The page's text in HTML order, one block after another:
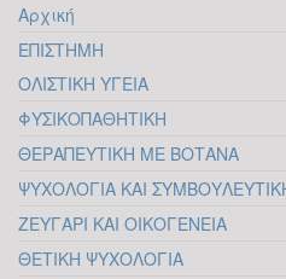
Αρχική
ΕΠΙΣΤΗΜΗ
ΟΛΙΣΤΙΚΗ ΥΓΕΙΑ
ΦΥΣΙΚΟΠΑΘΗΤΙΚΗ
ΘΕΡΑΠΕΥΤΙΚΗ ΜΕ ΒΟΤΑΝΑ
ΨΥΧΟΛΟΓΙΑ ΚΑΙ
ΖΕΥΓΑΡΙ ΚΑΙ ΟΙΚΟΓΕΝΕΙΑ
ΘΕΤΙΚΗ ΨΥΧΟΛΟΓΙΑ
10
για μια
Πολιτών
Το τελευταίο
διανύσαμε την